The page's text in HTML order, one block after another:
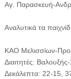
Αγ. Παρασκευή-
Αναλυτικά τα
ΚΑΟ Μελισσίων-
Διαιτητές:
Δεκάλεπτα: 22-15,